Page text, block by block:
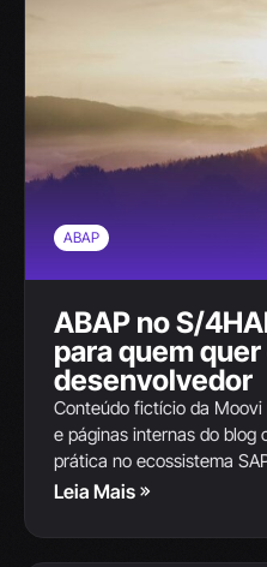
ABAP
ABAP no S/
para quem
desenvolvedor
Conteúdo fictício da
e páginas internas do blog
prática no ecossistema
Leia Mais